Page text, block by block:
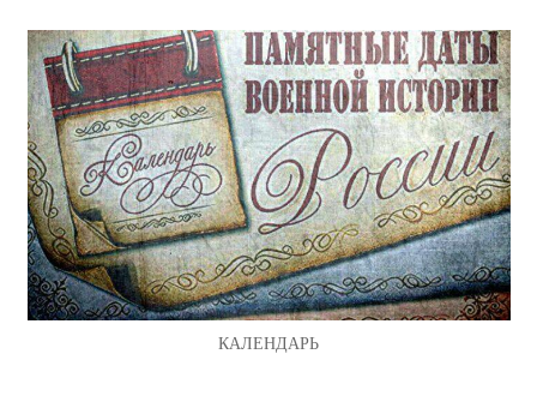
КАЛЕНДАРЬ